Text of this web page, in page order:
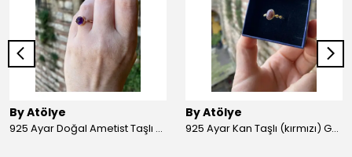
By Atölye
925 Ayar Doğal Ametist Taşlı Yuvarlak Gümüş Yüzük
By Atölye
925 Ayar Kan Taşlı (kırmızı) Gümüş Yüzük